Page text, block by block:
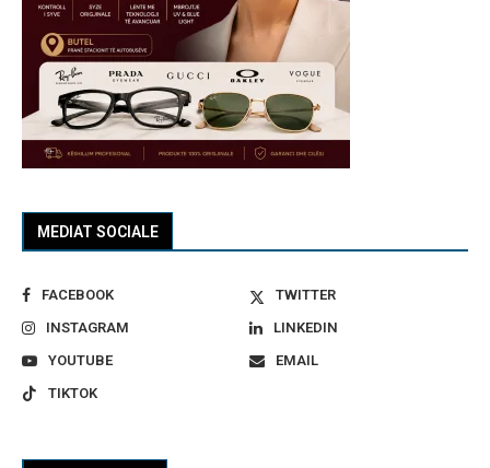
MEDIAT SOCIALE
FACEBOOK
TWITTER
INSTAGRAM
LINKEDIN
YOUTUBE
EMAIL
TIKTOK